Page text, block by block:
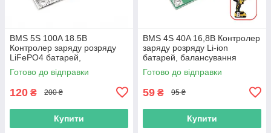
BMS 5S 100A 18.5В
Контролер заряду розряду
LiFePO4 батарей,
балансування
Готово до відправки
120 ₴ 200 ₴
Купити
BMS 4S 40A 16,8В Контролер
заряду розряду Li-ion
батарей, балансування
Готово до відправки
59 ₴ 95 ₴
Купити